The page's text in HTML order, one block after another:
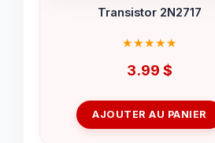
Transistor 2N2717
3.99 $
AJOUTER AU PANIER